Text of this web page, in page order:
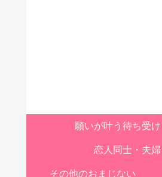
願いが叶う待ち受け
恋人同士・夫婦
その他のおまじない